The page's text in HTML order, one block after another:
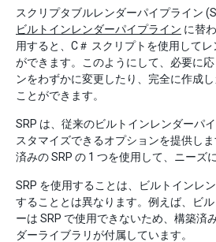
スクリプタブルレンダーパイプライン
ビルトインレンダーパイプライン に替
用すると、C＃ スクリプトを使用して
ができます。このようにして、必要に
ンをわずかに変更したり、完全に作成
ことができます。
SRP は、従来のビルトインレンダーパ
スタマイズできるオプションを提供し
済みの SRP の 1 つを使用して、ニーズ
SRP を使用することは、ビルトインレ
することとは異なります。例えば、ビ
ーは SRP で使用できないため、構築済
ダーライブラリが付属しています。